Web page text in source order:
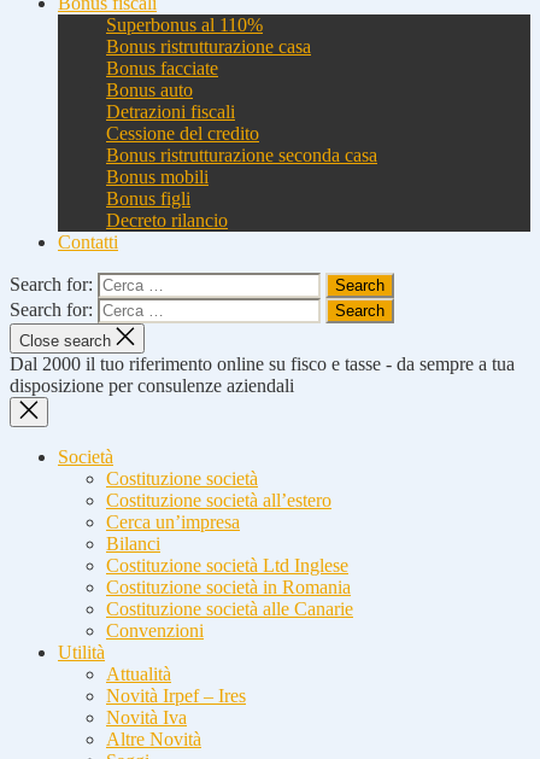
Superbonus al 110%
Bonus ristrutturazione casa
Bonus facciate
Bonus auto
Detrazioni fiscali
Cessione del credito
Bonus ristrutturazione seconda casa
Bonus mobili
Bonus figli
Decreto rilancio
Contatti
Search for:
Search for:
Close search
Dal 2000 il tuo riferimento online su fisco e tasse - da sempre a tua
disposizione per consulenze aziendali
Società
Costituzione società
Costituzione società all’estero
Cerca un’impresa
Bilanci
Costituzione società Ltd Inglese
Costituzione società in Romania
Costituzione società alle Canarie
Convenzioni
Utilità
Attualità
Novità Irpef – Ires
Novità Iva
Altre Novità